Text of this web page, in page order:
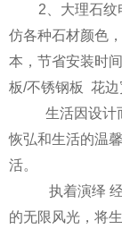
2、大理石纹
仿各种石材颜色
本，节省安装时
板/不锈钢板 花边
生活因设计
恢弘和生活的温
活。
执着演绎
的无限风光，将